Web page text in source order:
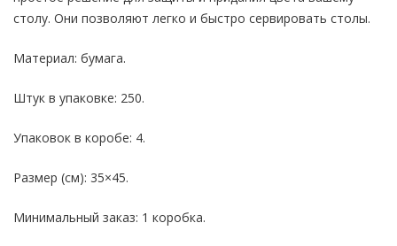
столу. Они позволяют легко и быстро сервировать столы.
Материал: бумага.
Штук в упаковке: 250.
Упаковок в коробе: 4.
Размер (см): 35×45.
Минимальный заказ: 1 коробка.